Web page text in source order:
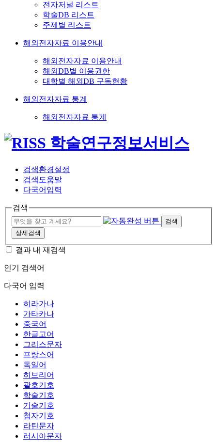
전자저널 리스트
학술DB 리스트
주제별 리스트
해외전자자료 이용안내
해외전자자료 이용안내
해외DB별 이용권한
대학별 해외DB 구독현황
해외전자자료 통계
해외전자자료 통계
검색환경설정
검색도움말
다국어입력
검색
검색
상세검색
결과 내 재검색
인기 검색어
다국어 입력
히라가나
가타카나
중국어
한글고어
그리스문자
프랑스어
독일어
히브리어
괄호기호
학술기호
기술기호
첨자기호
라틴문자
러시아문자